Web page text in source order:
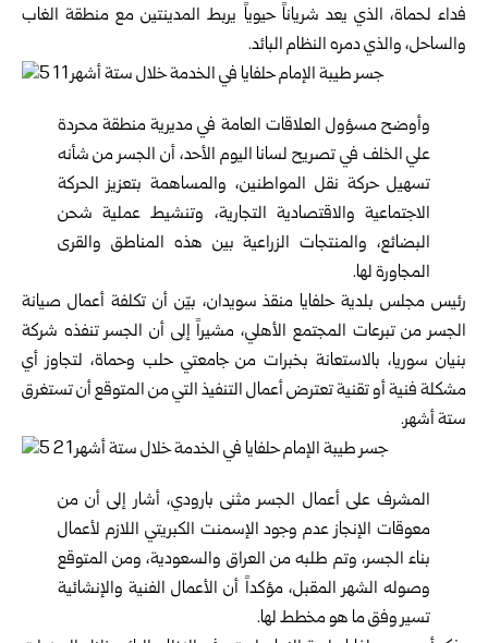
فداء لحماة، الذي يعد شرياناً حيوياً يربط المدينتين مع منطقة الغاب
والساحل، والذي دمره النظام البائد.
وأوضح مسؤول العلاقات العامة في مديرية منطقة محردة
علي الخلف في تصريح لسانا اليوم الأحد، أن الجسر من شأنه
تسهيل حركة نقل المواطنين، والمساهمة بتعزيز الحركة
الاجتماعية والاقتصادية التجارية، وتنشيط عملية شحن
البضائع، والمنتجات الزراعية بين هذه المناطق والقرى
المجاورة لها.
رئيس مجلس بلدية حلفايا منقذ سويدان، بيّن أن تكلفة أعمال صيانة
الجسر من تبرعات المجتمع الأهلي، مشيراً إلى أن الجسر تنفذه شركة
بنيان سوريا، بالاستعانة بخبرات من جامعتي حلب وحماة، لتجاوز أي
مشكلة فنية أو تقنية تعترض أعمال التنفيذ التي من المتوقع أن تستغرق
ستة أشهر.
المشرف على أعمال الجسر مثنى بارودي، أشار إلى أن من
معوقات الإنجاز عدم وجود الإسمنت الكبريتي اللازم لأعمال
بناء الجسر، وتم طلبه من العراق والسعودية، ومن المتوقع
وصوله الشهر المقبل، مؤكداً أن الأعمال الفنية والإنشائية
تسير وفق ما هو مخطط لها.